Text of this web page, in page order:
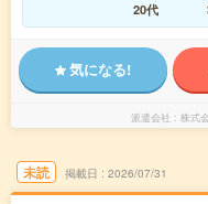
20代
気になる!
派遣会社 株式
未読 掲載日 2026/07/31